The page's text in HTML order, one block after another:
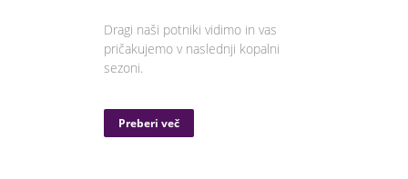
Dragi naši potniki vidimo in vas
pričakujemo v naslednji kopalni
sezoni.
Preberi več